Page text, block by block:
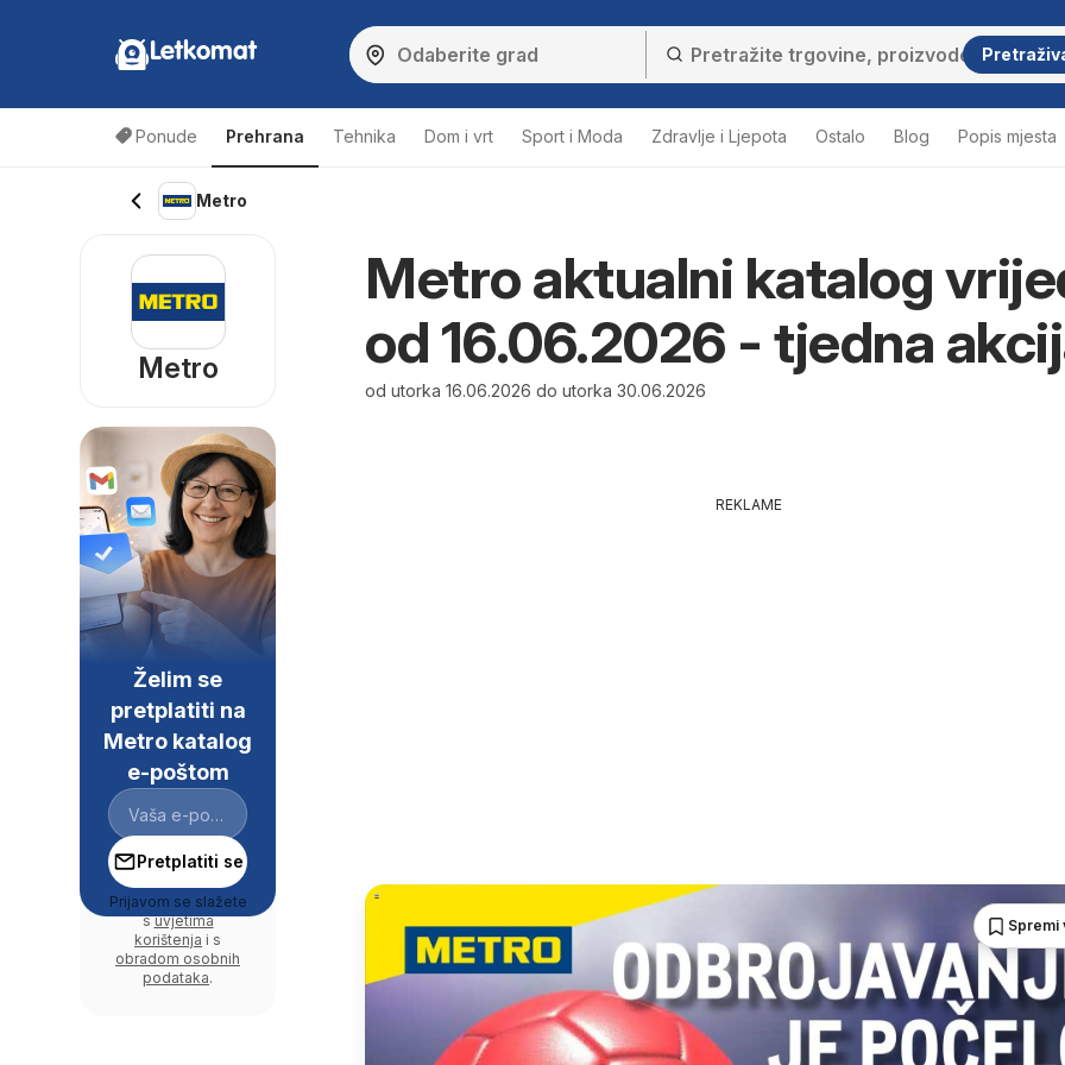
Letkomat
Ponude Prehrana Tehnika Dom i vrt Sport i Moda Zdravlje i Ljepota Ostalo Blog Popis mjesta
Metro
Metro aktualni katalog
od 16.06.2026 - tjedna
od utorka 16.06.2026 do utorka 30.06.2026
REKLAME
Spremi
Metro
Želim se
pretplatiti na
Metro katalog
e-poštom
Pretplatiti se
Prijavom se slažete
suvjetima
korištenja i s
obradom osobnih
podataka.